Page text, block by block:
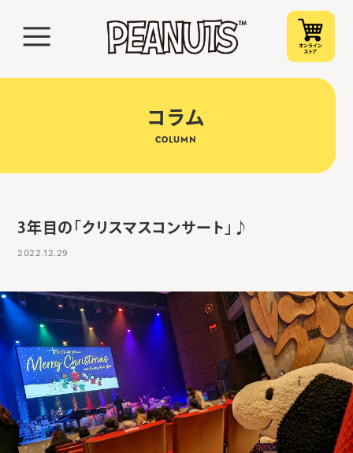
コラム
COLUMN
3年目の「クリスマスコンサート」♪
2022.12.29